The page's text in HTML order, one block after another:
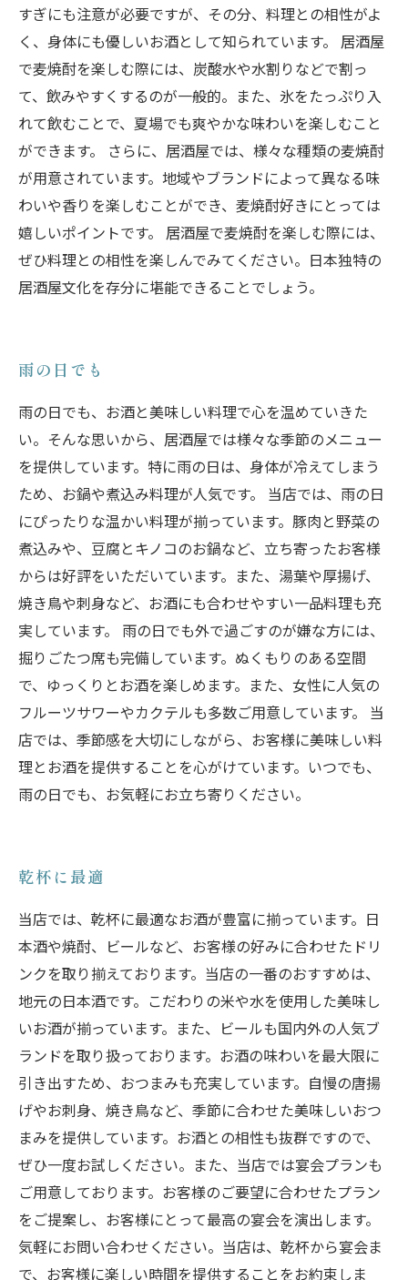
すぎにも注意が必要ですが、その分、料理との相性がよ
く、身体にも優しいお酒として知られています。 居酒屋
で麦焼酎を楽しむ際には、炭酸水や水割りなどで割っ
て、飲みやすくするのが一般的。また、氷をたっぷり入
れて飲むことで、夏場でも爽やかな味わいを楽しむこと
ができます。 さらに、居酒屋では、様々な種類の麦焼酎
が用意されています。地域やブランドによって異なる味
わいや香りを楽しむことができ、麦焼酎好きにとっては
嬉しいポイントです。 居酒屋で麦焼酎を楽しむ際には、
ぜひ料理との相性を楽しんでみてください。日本独特の
居酒屋文化を存分に堪能できることでしょう。
雨の日でも
雨の日でも、お酒と美味しい料理で心を温めていきた
い。そんな思いから、居酒屋では様々な季節のメニュー
を提供しています。特に雨の日は、身体が冷えてしまう
ため、お鍋や煮込み料理が人気です。 当店では、雨の日
にぴったりな温かい料理が揃っています。豚肉と野菜の
煮込みや、豆腐とキノコのお鍋など、立ち寄ったお客様
からは好評をいただいています。また、湯葉や厚揚げ、
焼き鳥や刺身など、お酒にも合わせやすい一品料理も充
実しています。 雨の日でも外で過ごすのが嫌な方には、
掘りごたつ席も完備しています。ぬくもりのある空間
で、ゆっくりとお酒を楽しめます。また、女性に人気の
フルーツサワーやカクテルも多数ご用意しています。 当
店では、季節感を大切にしながら、お客様に美味しい料
理とお酒を提供することを心がけています。いつでも、
雨の日でも、お気軽にお立ち寄りください。
乾杯に最適
当店では、乾杯に最適なお酒が豊富に揃っています。日
本酒や焼酎、ビールなど、お客様の好みに合わせたドリ
ンクを取り揃えております。当店の一番のおすすめは、
地元の日本酒です。こだわりの米や水を使用した美味し
いお酒が揃っています。また、ビールも国内外の人気ブ
ランドを取り扱っております。お酒の味わいを最大限に
引き出すため、おつまみも充実しています。自慢の唐揚
げやお刺身、焼き鳥など、季節に合わせた美味しいおつ
まみを提供しています。お酒との相性も抜群ですので、
ぜひ一度お試しください。また、当店では宴会プランも
ご用意しております。お客様のご要望に合わせたプラン
をご提案し、お客様にとって最高の宴会を演出します。
気軽にお問い合わせください。当店は、乾杯から宴会ま
で、お客様に楽しい時間を提供することをお約束しま